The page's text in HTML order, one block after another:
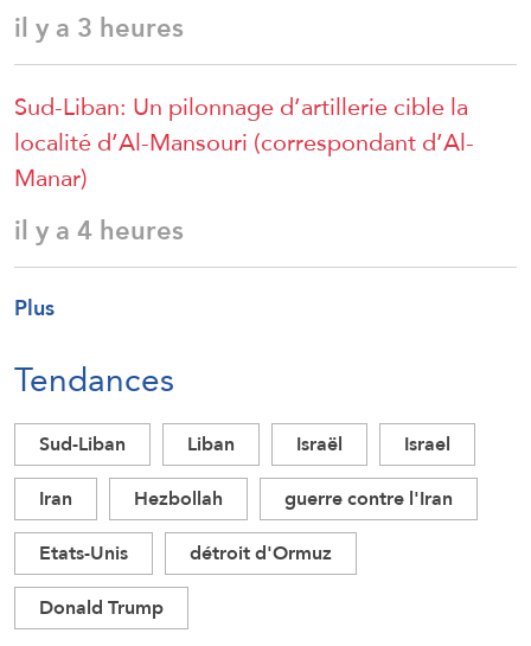
il y a 3 heures
Sud-Liban: Un pilonnage d’artillerie cible la
localité d’Al-Mansouri (correspondant d’Al-
Manar)
il y a 4 heures
Plus
Tendances
Sud-Liban Liban Israël
Israel
Iran
Hezbollah
guerre contre l'Iran
Etats-Unis
détroit d'Ormuz
Donald Trump